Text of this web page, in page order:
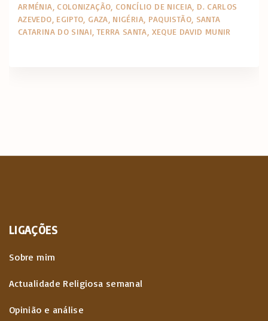
ARMÉNIA COLONIZAÇÃO CONCÍLIO DE NICEIA D. CARLOS
AZEVEDO EGIPTO GAZA NIGÉRIA PAQUISTÃO SANTA
CATARINA DO SINAI TERRA SANTA XEQUE DAVID MUNIR
LIGAÇÕES
Sobre mim
Actualidade Religiosa semanal
Opinião e análise